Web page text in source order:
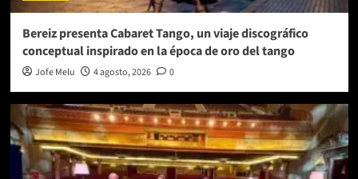
Bereiz presenta Cabaret Tango, un viaje discográfico
conceptual inspirado en la época de oro del tango
Jofe Melu 4 agosto, 2026 0